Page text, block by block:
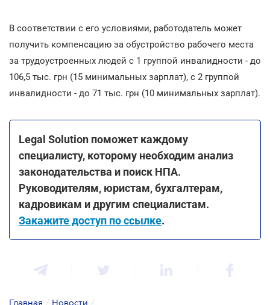
В соответствии с его условиями, работодатель может
получить компенсацию за обустройство рабочего места
за трудоустроенных людей с 1 группой инвалидности - до
106,5 тыс. грн (15 минимальных зарплат), с 2 группой
инвалидности - до 71 тыс. грн (10 минимальных зарплат).
Legal Solution поможет каждому
специалисту, которому необходим анализ
законодательства и поиск НПА.
Руководителям, юристам, бухгалтерам,
кадровикам и другим специалистам.
Закажите доступ по ссылке.
Главная / Новости /